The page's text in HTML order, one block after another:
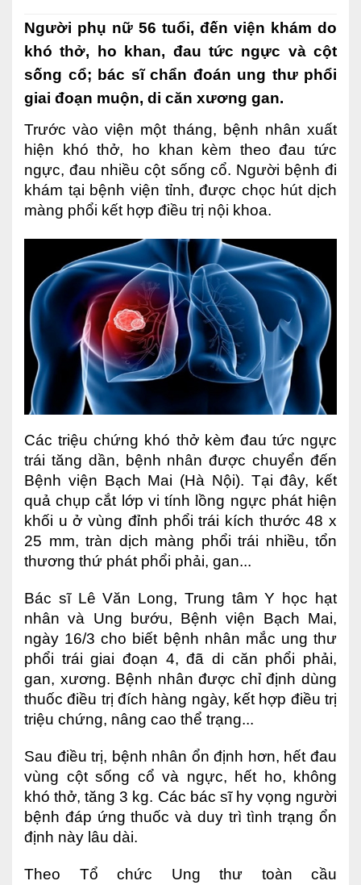
Thông tin y tế
Tin Ưu đãi
Tin sự kiện
Báo chí nói về chúng tôi
DỊCH VỤ
Các chuyên khoa tại Phòng khám
Ngoại
Sản - Phụ Khoa
Nhi
Da Liễu
Mắt
Răng Hàm Mặt
Tai Mũi Họng
Vật lý trị liệu hồi phục chức năng
Xét nghiệm
Chẩn đoán hình ảnh
Nội soi tiêu hóa
Các gói khám sức khỏe
Gói khám sức khỏe cá nhân định kỳ
Gói quản lý mạn tính
Dịch vụ ưu đãi đặc biệt
Bác sĩ online - Tư vấn từ xa
Bác sĩ gia đình chăm sóc y tế 24/7
Người phụ nữ 56 tuổi, đến viện khám do
khó thở, ho khan, đau tức ngực và cột
sống cổ; bác sĩ chẩn đoán ung thư phổi
giai đoạn muộn, di căn xương gan.
Trước vào viện một tháng, bệnh nhân xuất
hiện khó thở, ho khan kèm theo đau tức
ngực, đau nhiều cột sống cổ. Người bệnh đi
khám tại bệnh viện tỉnh, được chọc hút dịch
màng phổi kết hợp điều trị nội khoa.
Các triệu chứng khó thở kèm đau tức ngực
trái tăng dần, bệnh nhân được chuyển đến
Bệnh viện Bạch Mai (Hà Nội). Tại đây, kết
quả chụp cắt lớp vi tính lồng ngực phát hiện
khối u ở vùng đỉnh phổi trái kích thước 48 x
25 mm, tràn dịch màng phổi trái nhiều, tổn
thương thứ phát phổi phải, gan...
Bác sĩ Lê Văn Long, Trung tâm Y học hạt
nhân và Ung bướu, Bệnh viện Bạch Mai,
ngày 16/3 cho biết bệnh nhân mắc ung thư
phổi trái giai đoạn 4, đã di căn phổi phải,
gan, xương. Bệnh nhân được chỉ định dùng
thuốc điều trị đích hàng ngày, kết hợp điều trị
triệu chứng, nâng cao thể trạng...
Sau điều trị, bệnh nhân ổn định hơn, hết đau
vùng cột sống cổ và ngực, hết ho, không
khó thở, tăng 3 kg. Các bác sĩ hy vọng người
bệnh đáp ứng thuốc và duy trì tình trạng ổn
định này lâu dài.
Theo Tổ chức Ung thư toàn cầu